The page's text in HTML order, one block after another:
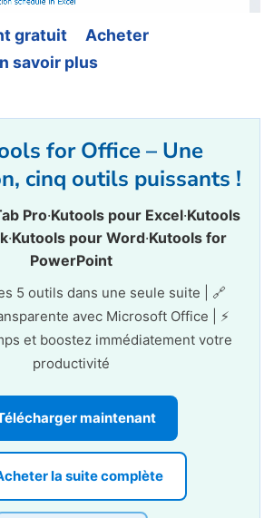
gratuit
Acheter
savoir plus
for Office – Une
cinq outils puissants !
Pro·Kutools pour Excel·Kutools
·Kutools pour Word·Kutools for
PowerPoint
5 outils dans une seule suite | 🔗
avec Microsoft Office | ⚡
et boostez immédiatement votre
productivité
maintenant
la suite complète